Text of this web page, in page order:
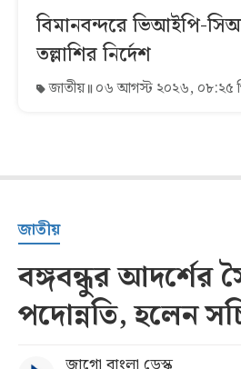
বিমানবন্দরে ভিআইপি-
তল্লাশির নির্দেশ
জাতীয় ০৬ আগস্ট ২০২৬, ০৮:২৫
জাতীয়
বঙ্গবন্ধুর আদর্শের
পদোন্নতি, হলেন